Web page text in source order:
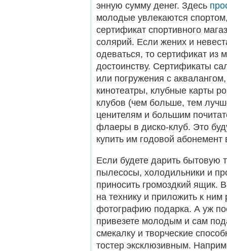
энную сумму денег. Здесь
молодые увлекаются
сертификат спортивного
солярий. Если жених и
одеваться, то сертификат из
достоинству. Сертификаты
или погружения с
кинотеатры, клубные карты
клубов (чем больше, тем
ценителям и большим
флаеры в диско-клуб. Это
купить им годовой
Если будете дарить бытовую
пылесосы, холодильники и
приносить громоздкий ящик.
на технику и приложить к
фотографию подарка. А уж
привезете молодым и сам
смекалку и творческие
тостер эксклюзивным.